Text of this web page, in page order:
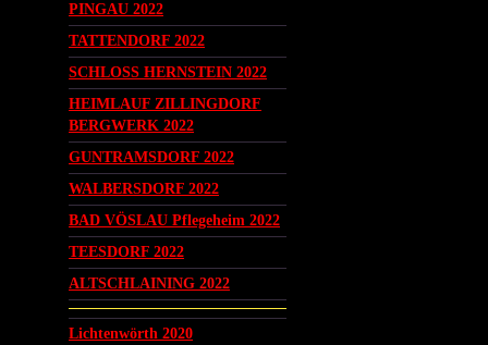
PINGAU 2022
TATTENDORF 2022
SCHLOSS HERNSTEIN 2022
HEIMLAUF ZILLINGDORF
BERGWERK 2022
GUNTRAMSDORF 2022
WALBERSDORF 2022
BAD VÖSLAU Pflegeheim 2022
TEESDORF 2022
ALTSCHLAINING 2022
Lichtenwörth 2020